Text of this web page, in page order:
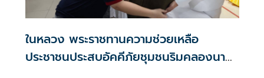
ในหลวง พระราชทานความช่วยเหลือ
ประชาชนประสบอัคคีภัยชุมชนริมคลองนาง